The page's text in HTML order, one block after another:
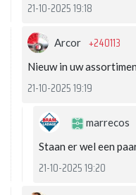
21-10-2025 19:18
Arcor +240113
Nieuw in uw
21-10-2025 19:19
marrecos
Staan er wel een
21-10-2025 19:20